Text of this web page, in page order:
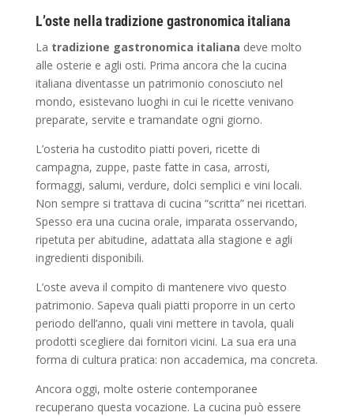
L’oste nella tradizione gastronomica italiana
La tradizione gastronomica italiana deve molto
alle osterie e agli osti. Prima ancora che la cucina
italiana diventasse un patrimonio conosciuto nel
mondo, esistevano luoghi in cui le ricette venivano
preparate, servite e tramandate ogni giorno.
L’osteria ha custodito piatti poveri, ricette di
campagna, zuppe, paste fatte in casa, arrosti,
formaggi, salumi, verdure, dolci semplici e vini locali.
Non sempre si trattava di cucina “scritta” nei ricettari.
Spesso era una cucina orale, imparata osservando,
ripetuta per abitudine, adattata alla stagione e agli
ingredienti disponibili.
L’oste aveva il compito di mantenere vivo questo
patrimonio. Sapeva quali piatti proporre in un certo
periodo dell’anno, quali vini mettere in tavola, quali
prodotti scegliere dai fornitori vicini. La sua era una
forma di cultura pratica: non accademica, ma concreta.
Ancora oggi, molte osterie contemporanee
recuperano questa vocazione. La cucina può essere